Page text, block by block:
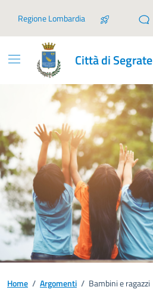
Regione Lombardia
Città di Segrate
Home / Argomenti / Bambini e ragazzi